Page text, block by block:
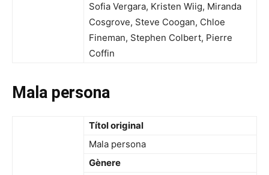
Sofia Vergara, Kristen Wiig, Miranda
Cosgrove, Steve Coogan, Chloe
Fineman, Stephen Colbert, Pierre
Coffin
Mala persona
Títol original
Mala persona
Gènere